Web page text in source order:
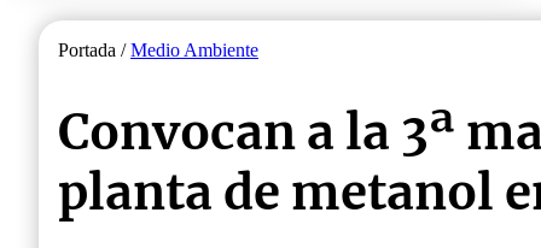
Portada /Medio Ambiente
Convocan a la 3ª
planta de metanol